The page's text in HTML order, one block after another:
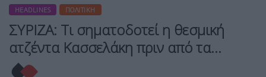
HEADLINES ΠΟΛΙΤΙΚΉ
ΣΥΡΙΖΑ: Τι σηματοδοτεί η θεσμική
ατζέντα Κασσελάκη πριν από τα…